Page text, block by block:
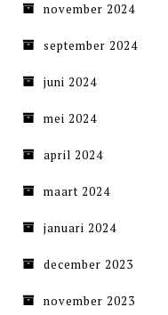
november 2024
september 2024
juni 2024
mei 2024
april 2024
maart 2024
januari 2024
december 2023
november 2023